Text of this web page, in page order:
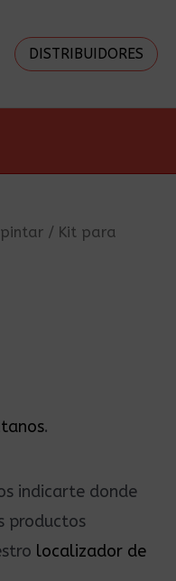
DISTRIBUIDORES
/ Kit para
.
indicarte donde
productos
localizador de